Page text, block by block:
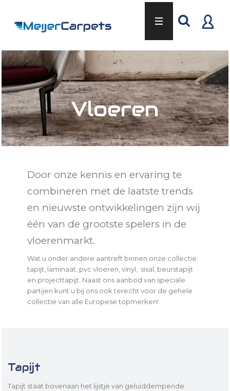
Vloeren
Door onze kennis en ervaring te
combineren met de laatste trends
en nieuwste ontwikkelingen zijn wij
één van de grootste spelers in de
vloerenmarkt.
Wat u onder andere aantreft binnen onze collectie:
tapijt, laminaat, pvc vloeren, vinyl, sisal, beurstapijt
en projecttapijt. Naast ons aanbod van speciale
partijen kunt u bij ons ook terecht voor de gehele
collectie van alle Europese topmerken!
Tapijt
Tapijt staat bovenaan het lijstje van geluiddempende